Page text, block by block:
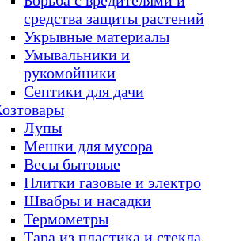
средства защиты растений
Укрывные материалы
Умывальники и
рукомойники
Септики для дачи
Лупы
Мешки для мусора
Весы бытовые
Плитки газовые и электро
Швабры и насадки
Термометры
Тара из пластика и стекла